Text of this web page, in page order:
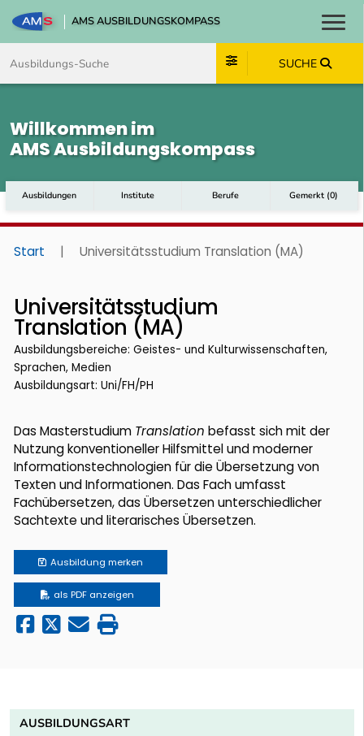
AMS AUSBILDUNGSKOMPASS
SUCHE
Willkommen im
AMS Ausbildungskompass
Ausbildungen Institute Berufe Gemerkt (0)
Start | Universitätsstudium Translation (MA)
Universitätsstudium
Translation (MA)
Ausbildungsbereiche: Geistes- und Kulturwissenschaften,
Sprachen, Medien
Ausbildungsart: Uni/FH/PH
Das Masterstudium Translation befasst sich mit der
Nutzung konventioneller Hilfsmittel und moderner
Informationstechnologien für die Übersetzung von
Texten und Informationen. Das Fach umfasst
Fachübersetzen, das Übersetzen unterschiedlicher
Sachtexte und literarisches Übersetzen.
Ausbildung merken
als PDF anzeigen
AUSBILDUNGSART